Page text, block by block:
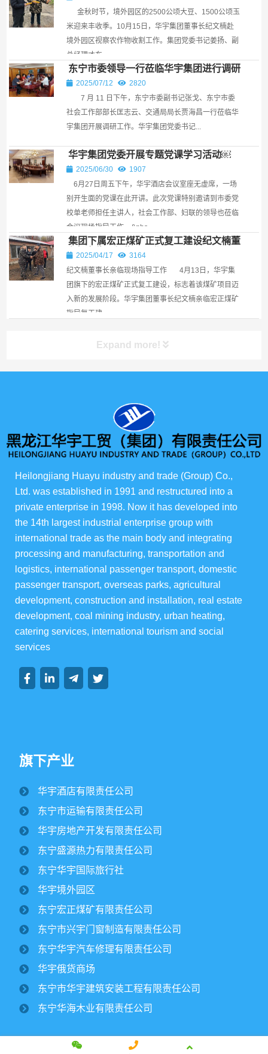
金秋时节，境外园区的2500公顷大豆、1500公顷玉
米迎来丰收季。10月15日，华宇集团董事长纪文楠赴
境外园区视察农作物收割工作。集团党委书记姜扬、副
总经理才东...
东宁市委领导一行莅临华宇集团进行调研
￼2025/07/12
2820
7 月 11 日下午，东宁市委副书记张戈、东宁市委
社会工作部部长匡志云、交通局局长贾海昌一行莅临华
宇集团开展调研工作。华宇集团党委书记...
华宇集团党委开展专题党课学习活动￼
2025/06/30
1907
6月27日周五下午，华宇酒店会议室座无虚席，一场
别开生面的党课在此开讲。此次党课特别邀请到市委党
校单老师担任主讲人，社会工作部、妇联的领导也莅临
会议现场指导工作。​ &nbs...
集团下属宏正煤矿正式复工建设纪文楠董
事长亲临现场指导工作￼
2025/04/17
3164
纪文楠董事长亲临现场指导工作 4月13日，华宇集
团旗下的宏正煤矿正式复工建设，标志着该煤矿项目迈
入新的发展阶段。华宇集团董事长纪文楠亲临宏正煤矿
指导复工建...
Expand more!
所有产品
俄罗斯伊娃农场
华宇酒店宴会级
华宇楼盘
集团资讯
纪文楠董事长赴境外园区视察大豆收割工作
丰收季。10月15日，华宇集团董事长纪文楠赴境外园区视察农
作物收割工作。集团党委书记姜扬、副总经理才东...
￼
2025/07/12
2820
2025/04/17
Heilongjiang Huayu industry and trade (Group) Co.,
Ltd. was established in 1991 and restructured into a
private enterprise in 1998. Now it has developed into
the 14th largest industrial enterprise group with
international trade as the main body and integrating
processing and manufacturing, transportation and
logistics, international passenger transport, domestic
passenger transport, overseas parks, agricultural
development, construction and installation, real estate
development, coal mining industry, urban heating,
catering services, international tourism and social
services
旗下产业
华宇酒店有限责任公司
东宁市运输有限责任公司
华宇房地产开发有限责任公司
东宁盛源热力有限责任公司
东宁华宇国际旅行社
华宇境外园区
东宁宏正煤矿有限责任公司
东宁市兴宇门窗制造有限责任公司
东宁华宇汽车修理有限责任公司
华宇俄货商场
东宁市华宇建筑安装工程有限责任公司
东宁华海木业有限责任公司